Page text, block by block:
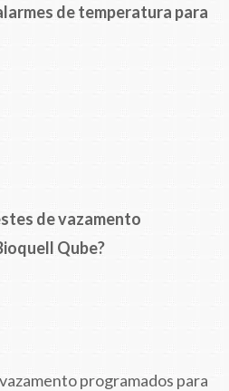
de temperatura para
de vazamento
Qube?
programados para